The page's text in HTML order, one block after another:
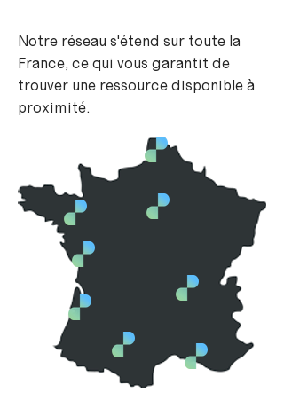
Notre réseau s'étend sur toute la
France, ce qui vous garantit de
trouver une ressource disponible à
proximité.